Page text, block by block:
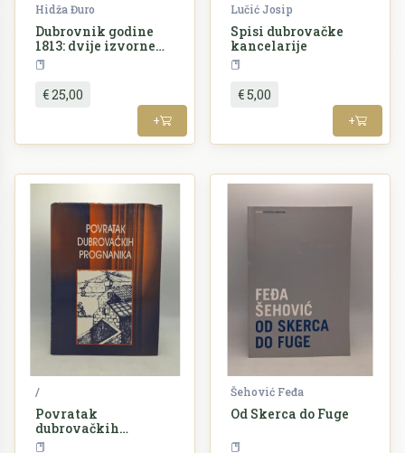
Hidža Đuro
Dubrovnik godine
1813: dvije izvorne
političke pijesme
€ 25,00
+
Lučić Josip
Spisi dubrovačke
kancelarije
€ 5,00
+
/
Povratak
dubrovačkih
prognanika
Šehović Feđa
Od Skerca do Fuge